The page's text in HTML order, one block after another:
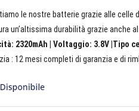
le nostre batterie grazie alle
un’altissima durabilità grazie anche
2320mAh | Voltaggio: 3.8V |Tipo
: 12 mesi completi di garanzia e di